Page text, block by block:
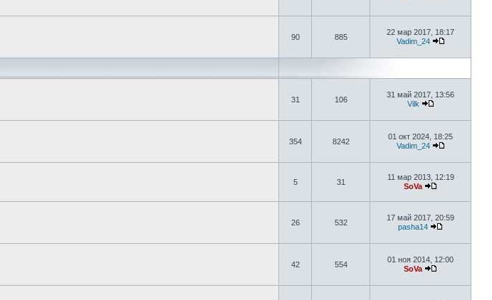
90 885
22 мар 2017, 18:17
Vadim_24
31 106
31 май 2017, 13:56
Vilk
354 8242
01 окт 2024, 18:25
Vadim_24
5 31
11 мар 2013, 12:19
SoVa
26 532
17 май 2017, 20:59
pasha14
42 554
01 ноя 2014, 12:00
SoVa